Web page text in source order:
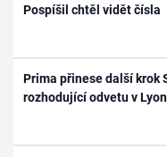
Pospíšil chtěl vidět čísla
Prima přinese další krok
rozhodující odvetu v